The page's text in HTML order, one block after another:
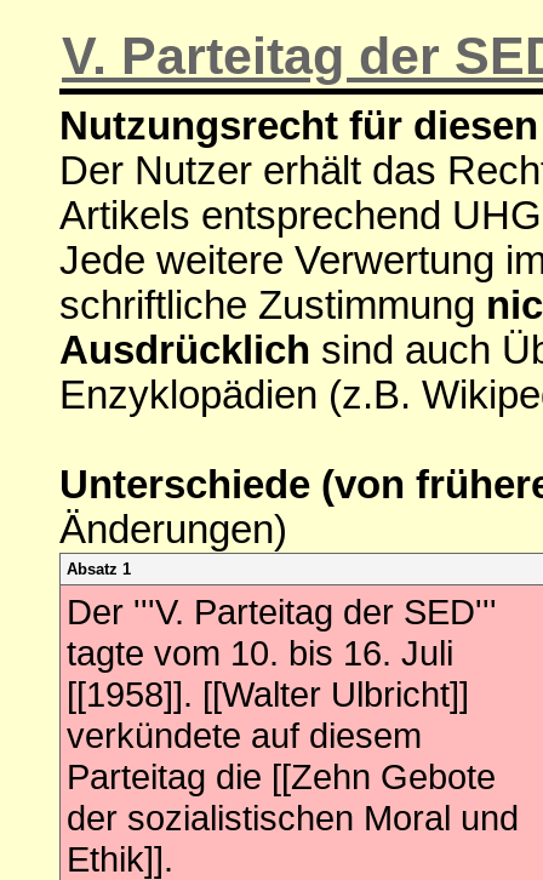
V. Parteitag der
Nutzungsrecht für
Der Nutzer erhält das
Artikels entsprechend
Jede weitere Verwertung
schriftliche Zustimmung
Ausdrücklich sind auch
Enzyklopädien (z.B.
Unterschiede (von
Änderungen)
Absatz 1
Der '''V. Parteitag der SED'''
tagte vom 10. bis 16. Juli
[[1958]]. [[Walter Ulbricht]]
verkündete auf diesem
Parteitag die [[Zehn Gebote
der sozialistischen Moral und
Ethik]].